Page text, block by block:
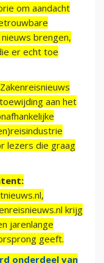
om aandacht
brengen,
er echt toe
aan het
lezers die graag
krijg
jarenlange
geeft.
onderdeel van